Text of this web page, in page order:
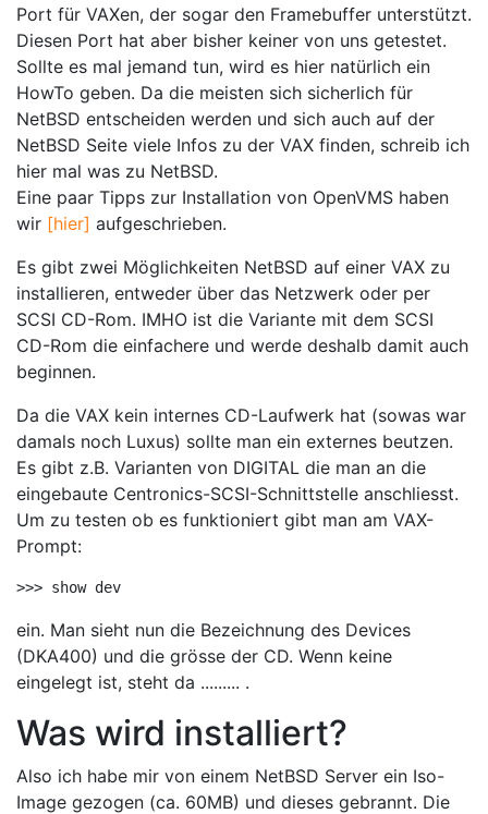
Port für VAXen, der sogar den Framebuffer unterstützt.
Diesen Port hat aber bisher keiner von uns getestet.
Sollte es mal jemand tun, wird es hier natürlich ein
HowTo geben. Da die meisten sich sicherlich für
NetBSD entscheiden werden und sich auch auf der
NetBSD Seite viele Infos zu der VAX finden, schreib ich
hier mal was zu NetBSD.
Eine paar Tipps zur Installation von OpenVMS haben
wir [hier] aufgeschrieben.
Es gibt zwei Möglichkeiten NetBSD auf einer VAX zu
installieren, entweder über das Netzwerk oder per
SCSI CD-Rom. IMHO ist die Variante mit dem SCSI
CD-Rom die einfachere und werde deshalb damit auch
beginnen.
Da die VAX kein internes CD-Laufwerk hat (sowas war
damals noch Luxus) sollte man ein externes beutzen.
Es gibt z.B. Varianten von DIGITAL die man an die
eingebaute Centronics-SCSI-Schnittstelle anschliesst.
Um zu testen ob es funktioniert gibt man am VAX-
Prompt:
ein. Man sieht nun die Bezeichnung des Devices
(DKA400) und die grösse der CD. Wenn keine
eingelegt ist, steht da ......... .
Was wird installiert?
Also ich habe mir von einem NetBSD Server ein Iso-
Image gezogen (ca. 60MB) und dieses gebrannt. Die